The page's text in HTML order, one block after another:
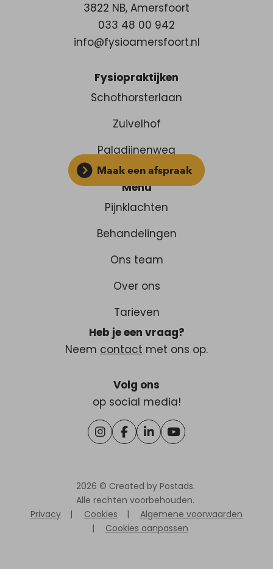
3822 NB, Amersfoort
033 48 00 942
info@fysioamersfoort.nl
Fysiopraktijken
Schothorsterlaan
Zuivelhof
Paladijnenweg
Maak een afspraak
Menu
Pijnklachten
Behandelingen
Ons team
Over ons
Tarieven
Heb je een vraag?
Neem contact met ons op.
Volg ons
op social media!
2026 © Created by Postads.
Alle rechten voorbehouden.
Privacy
| Cookies |
Algemene voorwaarden
|
Cookies aanpassen